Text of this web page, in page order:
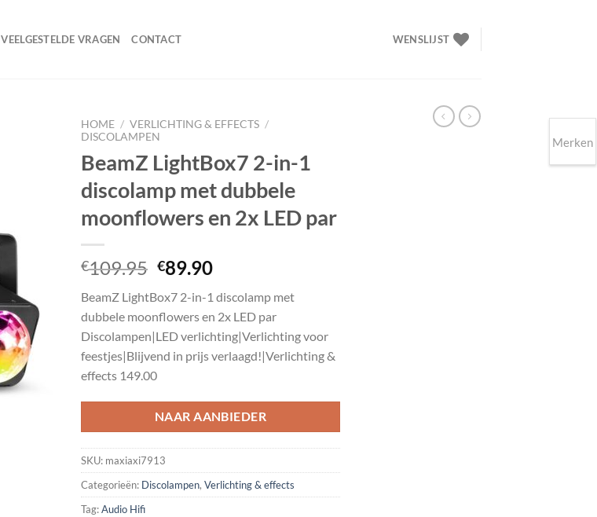
VEELGESTELDE VRAGEN CONTACT WENSLIJST
HOME / VERLICHTING & EFFECTS /
DISCOLAMPEN
BeamZ LightBox7 2-in-1
discolamp met dubbele
moonflowers en 2x LED par
€109.95 Oorspronkelijke
was:
€109.95.
€89.90Huidige
is:
€89.90.
BeamZ LightBox7 2-in-1 discolamp met
dubbele moonflowers en 2x LED par
Discolampen|LED verlichting|Verlichting voor
feestjes|Blijvend in prijs verlaagd!|Verlichting &
effects 149.00
NAAR AANBIEDER
SKU: maxiaxi7913
Categorieën: Discolampen, Verlichting & effects
Tag:Audio Hifi
Merken